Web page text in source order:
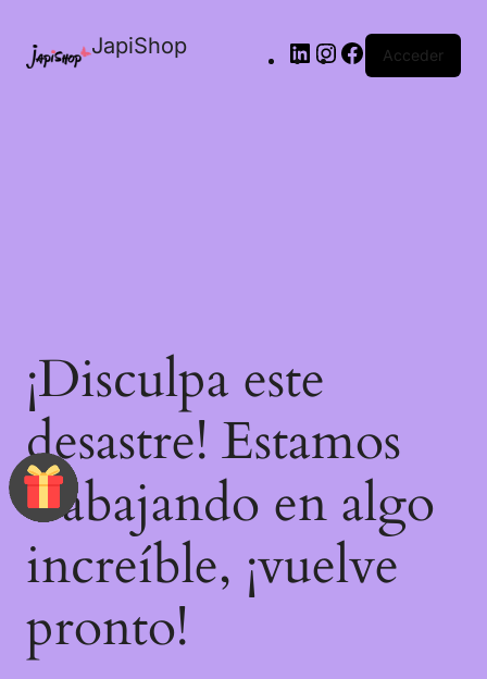
JapiShop Acceder
¡Disculpa este
desastre! Estamos
trabajando en algo
increíble, ¡vuelve
pronto!